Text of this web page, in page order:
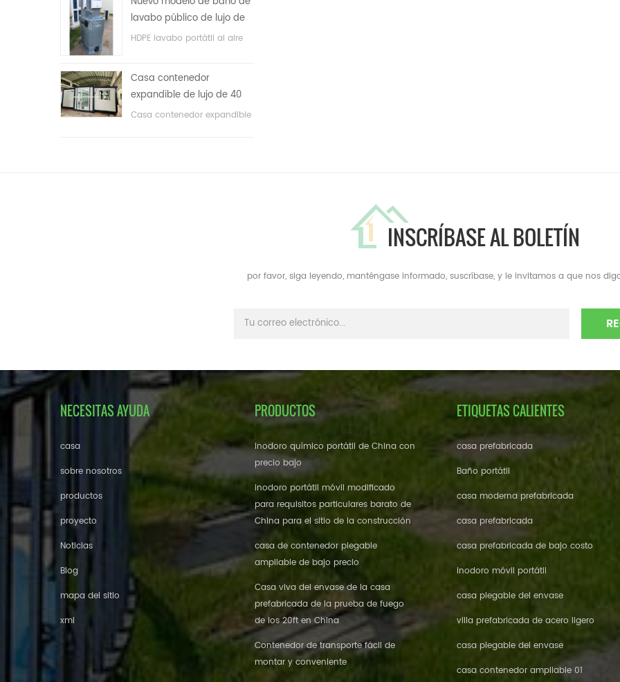
dormitorios, un baño y con
sistema eléctrico.
lavabo público de lujo de
plástico HDPE de doble
HDPE lavabo portátil al aire
Casa contenedor
expandible de lujo de 40
pies con tres dormitorios
Casa contenedor expandible
INSCRÍBASE AL BOLETÍN
por favor, siga leyendo, manténgase informado, suscríbase, y le invitamos a que nos
NECESITAS AYUDA
casa
sobre nosotros
productos
proyecto
Noticias
Blog
mapa del sitio
xml
PRODUCTOS
inodoro químico portátil de China con
precio bajo
inodoro portátil móvil modificado
para requisitos particulares barato de
China para el sitio de la construcción
casa de contenedor plegable
ampliable de bajo precio
Casa viva del envase de la casa
prefabricada de la prueba de fuego
de los 20ft en China
Contenedor de transporte fácil de
montar y conveniente
ETIQUETAS CALIENTES
casa prefabricada
Baño portátil
casa moderna prefabricada
casa prefabricada
casa prefabricada de bajo costo
inodoro móvil portátil
casa plegable del envase
villa prefabricada de acero ligero
casa plegable del envase
casa contenedor ampliable 01